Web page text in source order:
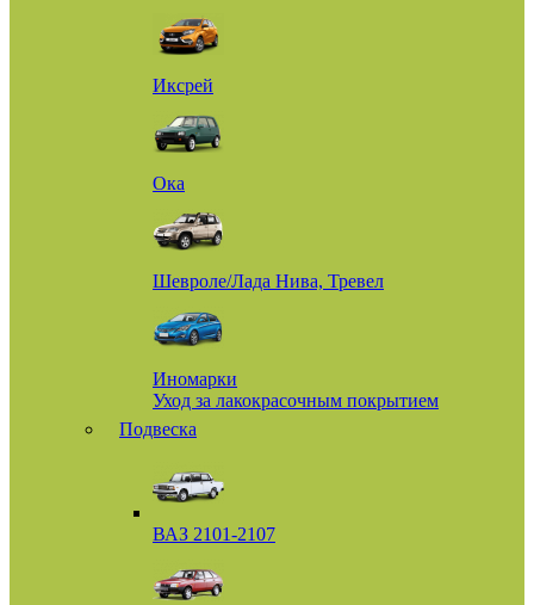
Иксрей
Ока
Шевроле/Лада Нива, Тревел
Иномарки
Уход за лакокрасочным покрытием
Подвеска
ВАЗ 2101-2107